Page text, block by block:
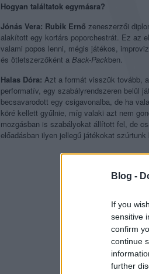
Blog -
If you
sensitive
confirm
continue
further
Hogyan találtatok egymásra?
Jónás Vera: Rubik Ernő zeneszerzői
alakított egy kortárs poporchestrát. Ez az
valami popos lenni, mégis játékos,
és ötletszerzőként a Back-Packben.
Halas Dóra: Azt a formát visszük tovább,
performatív, egy szabályrendszeren belül
becsavarodott egy csigavonalba, de ha
köré kellett gyűlnie, míg valaki azt nem
mozgásban is szabályokat állított fel, de
előadásban ilyen jellegű játékokat